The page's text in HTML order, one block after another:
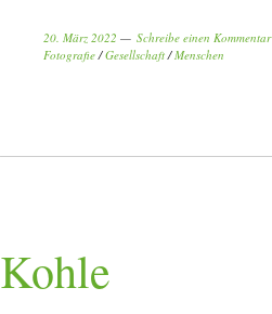
20. März 2022
Schreibe einen Kommentar
Fotografie /Gesellschaft /Menschen
Kohle